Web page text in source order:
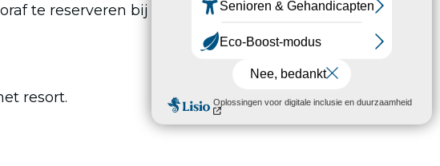
te reserveren bij onze dienstverleners. Zo bespaar je
resort.